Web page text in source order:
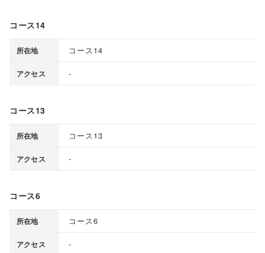
コース14
所在地 コース14
アクセス -
コース13
所在地 コース13
アクセス -
コース6
所在地 コース6
アクセス -